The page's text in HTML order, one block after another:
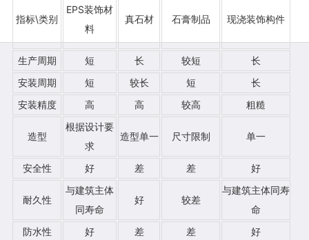
指标\类别
EPS装饰材
料
真石材 石膏制品 现浇装饰构件
生产周期 短 长 较短
长
安装周期
短 较长 短
长
安装精度
高 高 较高 粗糙
造型
根据设计要
求
造型单一 尺寸限制 单一
安全性 好 差 差 好
耐久性
与建筑主体
同寿命
好 较差
与建筑主体同寿
命
防水性
好 差 差 好